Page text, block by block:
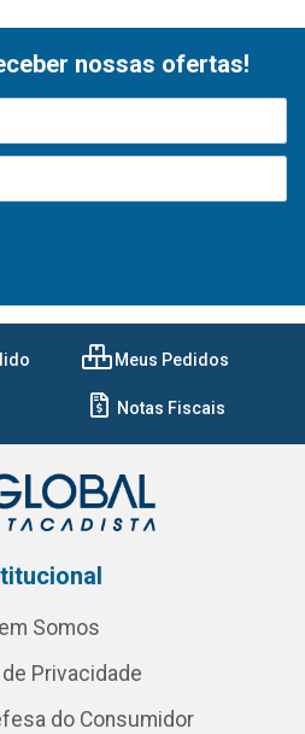
nossas ofertas!
Meus Pedidos
Notas Fiscais
Somos
Privacidade
do Consumidor